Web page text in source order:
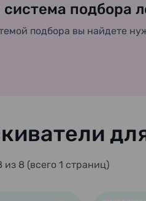
подбора
подбора вы найдете
из 8 (всего 1 страниц)